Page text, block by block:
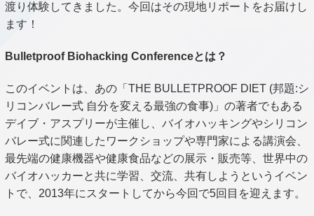
渡り体験してきました。今回はその現地リポートをお届けし
ます！
Bulletproof Biohacking Conferenceとは？
このイベントは、あの「THE BULLETPROOF DIET (邦題:シ
リコンバレー式 自分を変える最強の食事)」の著者でもある
デイブ・アスプリーが主催し、バイオハッキングやシリコン
バレー式に関連したワークショップや専門家による講演会、
最先端の健康機器や健康食品などの展示・販売等、世界中の
バイオハッカーと共に学習、交流、共有しようというイベン
トで、2013年にスタートしてから今回で5回目を迎えます。